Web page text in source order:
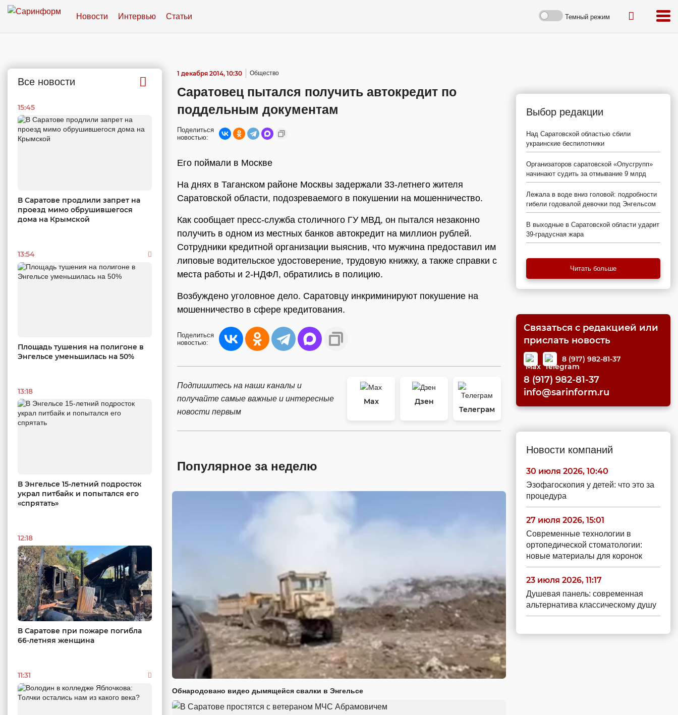
Новости Интервью Статьи Темный режим
Все новости
15:45
В Саратове продлили запрет на
проезд мимо обрушившегося
дома на Крымской
13:54
Площадь тушения на полигоне в
Энгельсе уменьшилась на 50%
13:18
В Энгельсе 15-летний подросток
украл питбайк и попытался его
«спрятать»
12:18
В Саратове при пожаре погибла
66-летняя женщина
11:31
1 декабря 2014, 10:30 Общество
Саратовец пытался получить автокредит по
поддельным документам
Поделиться
новостью:
Его поймали в Москве
На днях в Таганском районе Москвы задержали 33-летнего жителя
Саратовской области, подозреваемого в покушении на мошенничество.
Как сообщает пресс-служба столичного ГУ МВД, он пытался незаконно
получить в одном из местных банков автокредит на миллион рублей.
Сотрудники кредитной организации выяснив, что мужчина предоставил им
липовые водительское удостоверение, трудовую книжку, а также справки с
места работы и 2-НДФЛ, обратились в полицию.
Возбуждено уголовное дело. Саратовцу инкриминируют покушение на
мошенничество в сфере кредитования.
Поделиться
новостью:
Подпишитесь на наши каналы и
получайте самые важные и интересные
новости первым
Max
Дзен
Телеграм
Популярное за неделю
Обнародовано видео дымящейся свалки в Энгельсе
Выбор редакции
Над Саратовской областью сбили
украинские беспилотники
Организаторов саратовской «Опусгрупп»
начинают судить за отмывание 9 млрд
Лежала в воде вниз головой: подробности
гибели годовалой девочки под Энгельсом
В выходные в Саратовской области ударит
39-градусная жара
Читать больше
Связаться с редакцией или
прислать новость
8 (917) 982-81-37
8 (917) 982-81-37
info@sarinform.ru
Новости компаний
30 июля 2026, 10:40
Эзофагоскопия у детей: что это за
процедура
27 июля 2026, 15:01
Современные технологии в
ортопедической стоматологии:
новые материалы для коронок
23 июля 2026, 11:17
Душевая панель: современная
альтернатива классическому душу